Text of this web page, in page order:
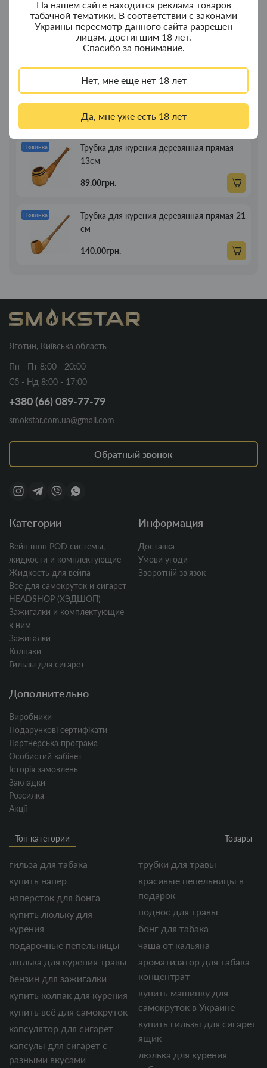
На нашем сайте находится реклама товаров
табачной тематики. В соответствии с законами
Украины пересмотр данного сайта разрешен
лицам, достигшим 18 лет.
Спасибо за понимание.
Нет, мне еще нет 18 лет
Да, мне уже есть 18 лет
Новинка
Колпак для водного "Граната Ф1" - колпак
с дерева
380.00грн.
Портсигар для сигарет Focus з USB
зажигалкой 20 сиг
269.00грн.
Новинка
Трубка для курения деревянная прямая
13см
89.00грн.
Новинка
Трубка для курения деревянная прямая 21
см
140.00грн.
Яготин, Київська область
Пн - Пт 8:00 - 20:00
Сб - Нд 8:00 - 17:00
+380 (66) 089-77-79
smokstar.com.ua@gmail.com
Обратный звонок
Категории
Вейп шоп POD системы,
жидкости и комплектующие
Жидкость для вейпа
Все для самокруток и сигарет
HEADSHOP (ХЭДШОП)
Зажигалки и комплектующие
к ним
Зажигалки
Колпаки
Гильзы для сигарет
Информация
Доставка
Умови угоди
Зворотній звʼязок
Дополнительно
Виробники
Подарункові сертифікати
Партнерська програма
Особистий кабінет
Історія замовлень
Закладки
Розсилка
Акції
Топ категории Товары
гильза для табака
купить напер
наперсток для бонга
купить люльку для
курения
подарочные пепельницы
люлька для курения травы
бензин для зажигалки
купить колпак для курения
купить всё для самокруток
капсулятор для сигарет
капсулы для сигарет с
разными вкусами
трубки для травы
красивые пепельницы в
подарок
поднос для травы
бонг для табака
чаша от кальяна
ароматизатор для табака
концентрат
купить машинку для
самокруток в Украине
купить гильзы для сигарет
ящик
люлька для курения